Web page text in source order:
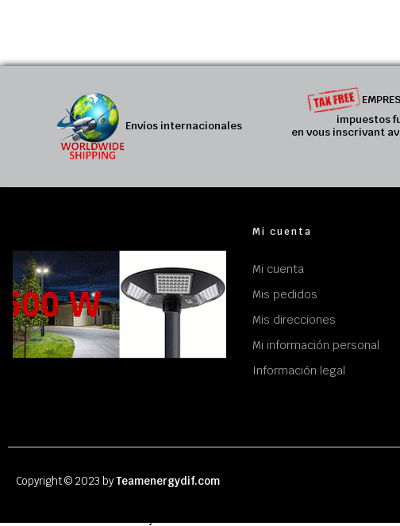
Envíos internacionales
impuestos
en vous inscrivant
Mi cuenta
Mi cuenta
Mis pedidos
Mis direcciones
Mi información personal
Información legal
Copyright © 2023 byTeamenergydif.com